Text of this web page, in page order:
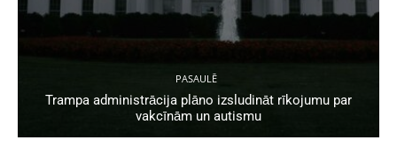
PASAULĒ
Trampa administrācija plāno izsludināt rīkojumu par
vakcīnām un autismu